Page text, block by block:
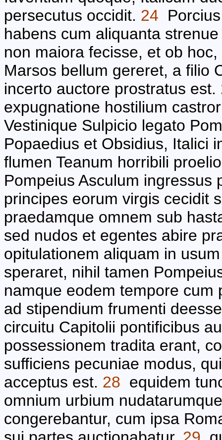
persecutus occidit. 24
habens cum aliquanta
non maiora fecisse, et ob
Marsos bellum gereret, a filio
incerto auctore prostratus est.
expugnatione hostilium
Vestinique Sulpicio legato
Popaedius et Obsidius, Italici
flumen Teanum horribili
Pompeius Asculum ingressus
principes eorum virgis cecidit
praedamque omnem sub
sed nudos et egentes abire
opitulationem aliquam in
speraret, nihil tamen
namque eodem tempore
ad stipendium frumenti
circuitu Capitolii pontificibus
possessionem tradita erant,
sufficiens pecuniae modus,
acceptus est. 28 equidem
omnium urbium
congerebantur, cum ipsa